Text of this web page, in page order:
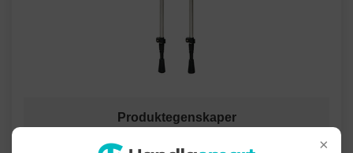
×
Produktegenskaper